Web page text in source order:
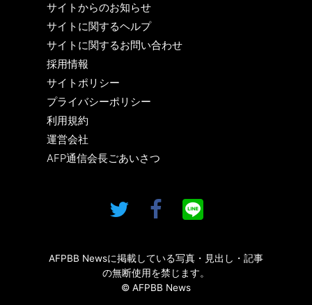
サイトからのお知らせ
サイトに関するヘルプ
サイトに関するお問い合わせ
採用情報
サイトポリシー
プライバシーポリシー
利用規約
運営会社
AFP通信会長ごあいさつ
AFPBB Newsに掲載している写真・見出し・記事
の無断使用を禁じます。
© AFPBB News